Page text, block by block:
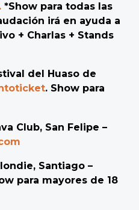
*Show para todas las
irá en ayuda a
+ Charlas + Stands
del Huaso de
. Show para
Club, San Felipe –
Santiago –
para mayores de 18